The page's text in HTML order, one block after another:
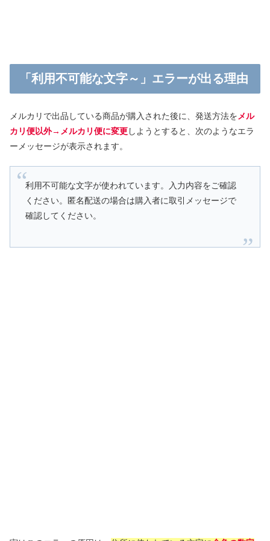
「利用不可能な文字～」エラーが出る理由
メルカリで出品している商品が購入された後に、発送方法を メル
カリ便以外→メルカリ便に変更しようとすると、次のようなエラ
ーメッセージが表示されます。
利用不可能な文字が使われています。入力内容をご確認
ください。匿名配送の場合は購入者に取引メッセージで
確認してください。